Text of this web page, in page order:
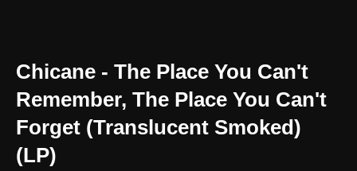
Chicane - The Place You Can't
Remember, The Place You Can't
Forget (Translucent Smoked)
(LP)